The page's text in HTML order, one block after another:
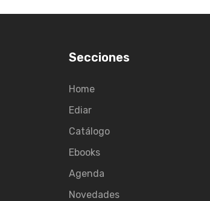
Secciones
Home
Ediar
Catálogo
Ebooks
Agenda
Novedades